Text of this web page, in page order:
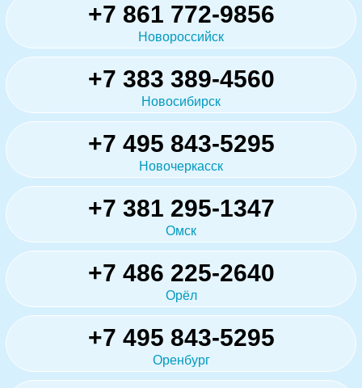
+7 861 772-9856
Новороссийск
+7 383 389-4560
Новосибирск
+7 495 843-5295
Новочеркасск
+7 381 295-1347
Омск
+7 486 225-2640
Орёл
+7 495 843-5295
Оренбург